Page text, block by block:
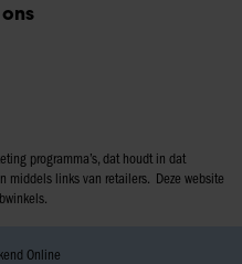
programma’s, dat houdt in dat
middels links van retailers. Deze website
Online